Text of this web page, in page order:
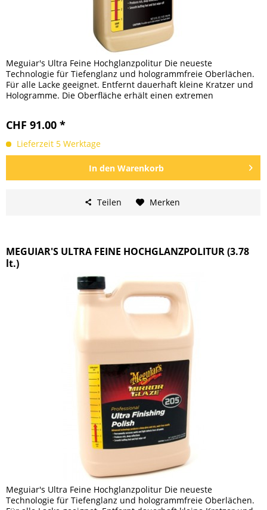
Meguiar's Ultra Feine Hochglanzpolitur Die neueste
Technologie für Tiefenglanz und hologrammfreie Oberlächen.
Für alle Lacke geeignet. Entfernt dauerhaft kleine Kratzer und
Hologramme. Die Oberfläche erhält einen extremen
CHF 91.00 *
Lieferzeit 5 Werktage
In den Warenkorb
Teilen Merken
MEGUIAR'S ULTRA FEINE HOCHGLANZPOLITUR (3.78
lt.)
Meguiar's Ultra Feine Hochglanzpolitur Die neueste
Technologie für Tiefenglanz und hologrammfreie Oberlächen.